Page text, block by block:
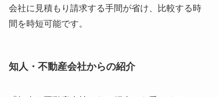
会社に見積もり請求する手間が省け、比較する時
間を時短可能です。
知人・不動産会社からの紹介